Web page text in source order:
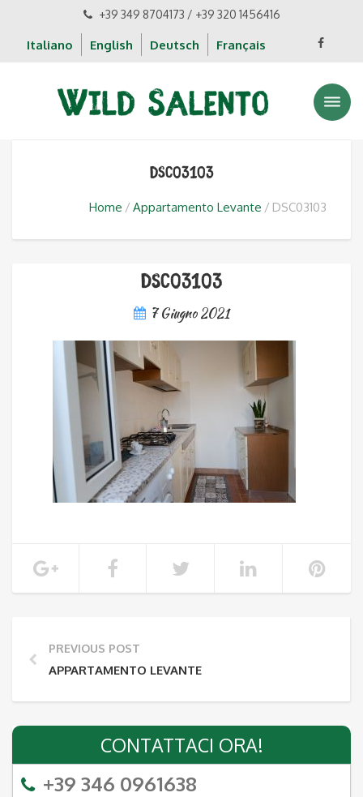
+39 349 8704173 / +39 320 1456416
Italiano English Deutsch Français
DSC03103
Home Appartamento Levante DSC03103
DSC03103
7 Giugno 2021
PREVIOUS POST
APPARTAMENTO LEVANTE
CONTATTACI ORA!
+39 346 0961638